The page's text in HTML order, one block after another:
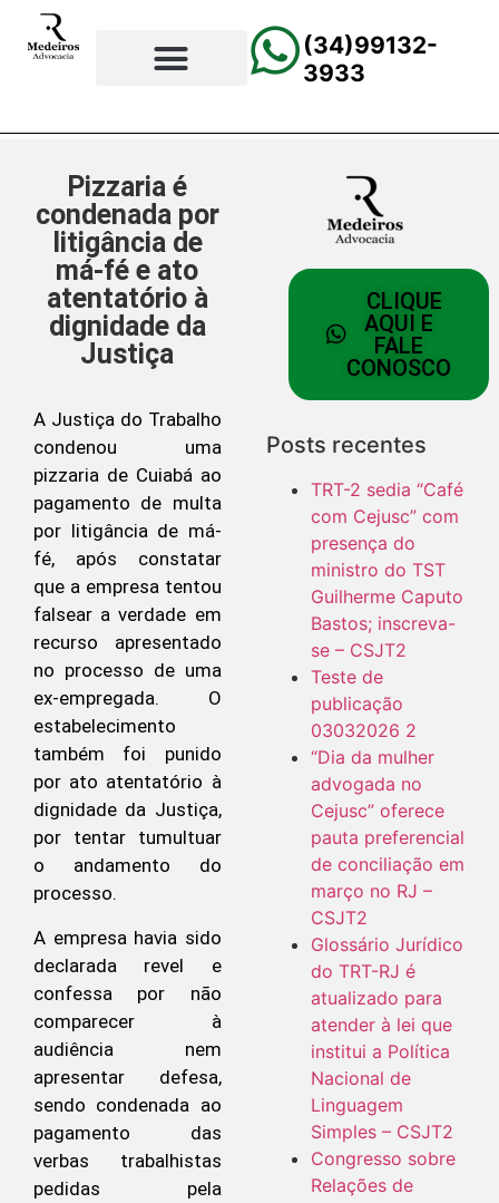
(34)99132-
3933
Pizzaria é
condenada por
litigância de
má-fé e ato
atentatório à
dignidade da
Justiça
A Justiça do Trabalho
condenou uma
pizzaria de Cuiabá ao
pagamento de multa
por litigância de má-
fé, após constatar
que a empresa tentou
falsear a verdade em
recurso apresentado
no processo de uma
ex-empregada. O
estabelecimento
também foi punido
por ato atentatório à
dignidade da Justiça,
por tentar tumultuar
o andamento do
processo.
A empresa havia sido
declarada revel e
confessa por não
comparecer à
audiência nem
apresentar defesa,
sendo condenada ao
pagamento das
verbas trabalhistas
pedidas pela
CLIQUE
AQUI E
FALE
CONOSCO
Posts recentes
TRT-2 sedia “Café
com Cejusc” com
presença do
ministro do TST
Guilherme Caputo
Bastos; inscreva-
se – CSJT2
Teste de
publicação
03032026 2
“Dia da mulher
advogada no
Cejusc” oferece
pauta preferencial
de conciliação em
março no RJ –
CSJT2
Glossário Jurídico
do TRT-RJ é
atualizado para
atender à lei que
institui a Política
Nacional de
Linguagem
Simples – CSJT2
Congresso sobre
Relações de